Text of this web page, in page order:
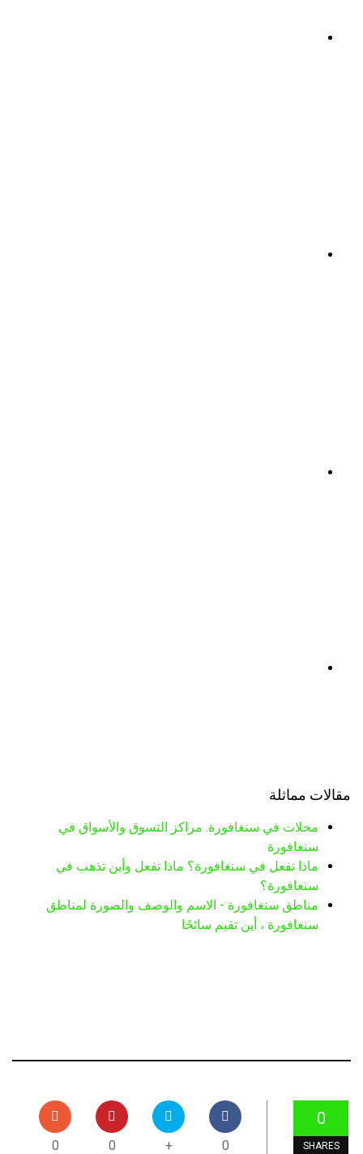
مقالات مماثلة
محلات في سنغافورة. مراكز التسوق والأسواق في
سنغافورة
ماذا تفعل في سنغافورة؟ ماذا تفعل وأين تذهب في
سنغافورة؟
مناطق سنغافورة - الاسم والوصف والصورة لمناطق
سنغافورة ، أين تقيم سائحًا
0
SHARES
0
+
0
0